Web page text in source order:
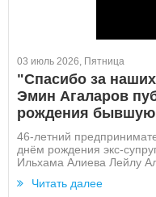
03 июль 2026, Пятница
"Спасибо за
Эмин Агаларов
рождения бывшую
46-летний
днём рождения экс-
Ильхама Алиева Лейлу
Читать далее